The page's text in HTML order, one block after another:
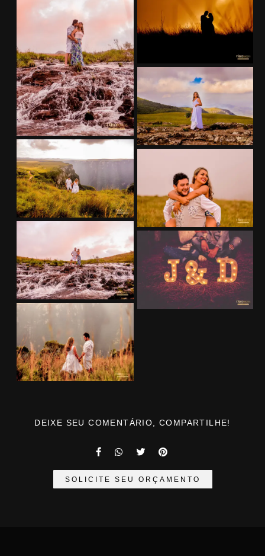
DEIXE SEU COMENTÁRIO, COMPARTILHE!
SOLICITE SEU ORÇAMENTO